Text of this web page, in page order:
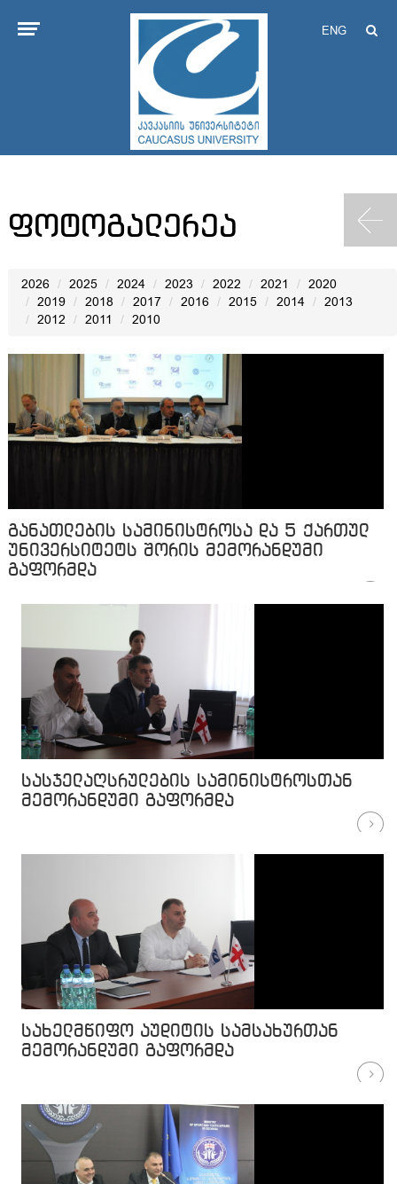
ENG
ფოტოგალერეა
2026 2025 2024 2023 2022 2021
2020
2019
2018 2017 2016 2015 2014
2013
2012
2011 2010
განათლების სამინისტროსა და 5 ქართულ
უნივერსიტეტს შორის მემორანდუმი
გაფორმდა
სასჯელაღსრულების სამინისტროსთან
მემორანდუმი გაფორმდა
სახელმწიფო აუდიტის სამსახურთან
მემორანდუმი გაფორმდა